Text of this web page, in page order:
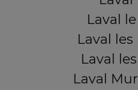
Laval
Laval
Laval
Laval